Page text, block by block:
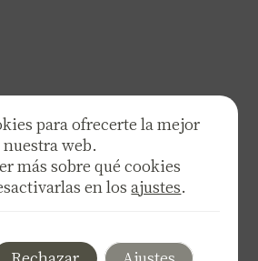
y novedades, dejanos tu email.
para ofrecerte la mejor
web.
más sobre qué cookies
en losajustes.